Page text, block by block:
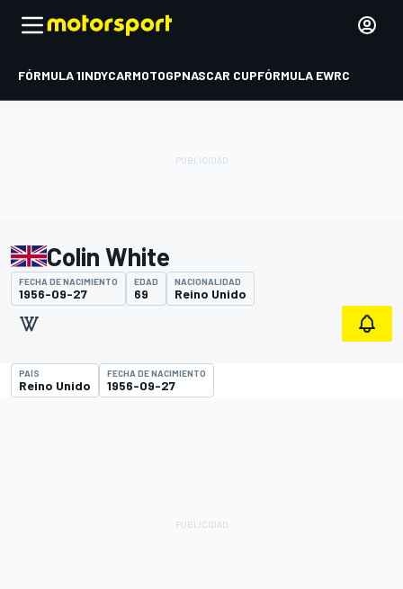
FÓRMULA 1INDYCARMOTOGPNASCAR CUPFÓRMULA EWRC
Colin White
FECHA DE NACIMIENTO
1956-09-27
EDAD
69
NACIONALIDAD
Reino Unido
PAÍS
Reino Unido
FECHA DE NACIMIENTO
1956-09-27